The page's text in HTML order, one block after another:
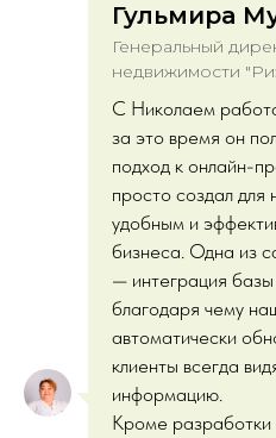
Гульмира
Генеральный
недвижимости
С Николаем
за это время он
подход к онлайн-
просто создал для
удобным и
бизнеса. Одна из
— интеграция
благодаря чему
автоматически
клиенты всегда
информацию.
Кроме разработки